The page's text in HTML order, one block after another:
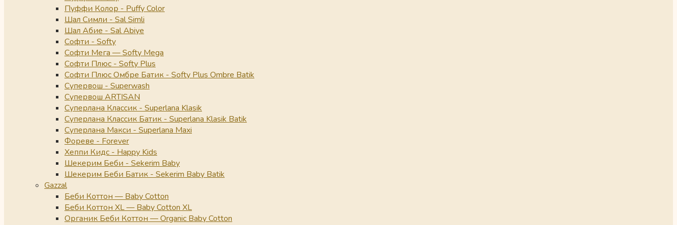
Пуффи Колор - Puffy Color
Шал Симли - Sal Simli
Шал Абие - Sal Abiye
Софти - Softy
Софти Мега — Softy Mega
Софти Плюс - Softy Plus
Софти Плюс Омбре Батик - Softy Plus Ombre Batik
Супервош - Superwash
Супервош ARTISAN
Суперлана Классик - Superlana Klasik
Суперлана Классик Батик - Superlana Klasik Batik
Суперлана Макси - Superlana Maxi
Фореве - Forever
Хеппи Кидс - Happy Kids
Шекерим Беби - Sekerim Baby
Шекерим Беби Батик - Sekerim Baby Batik
Gazzal
Беби Коттон — Baby Cotton
Беби Коттон XL — Baby Cotton XL
Органик Беби Коттон — Organic Baby Cotton